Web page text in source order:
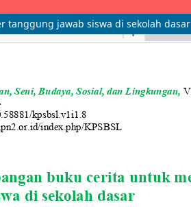
tanggung jawab siswa di sekolah dasar
e-ISSN 3047-4124